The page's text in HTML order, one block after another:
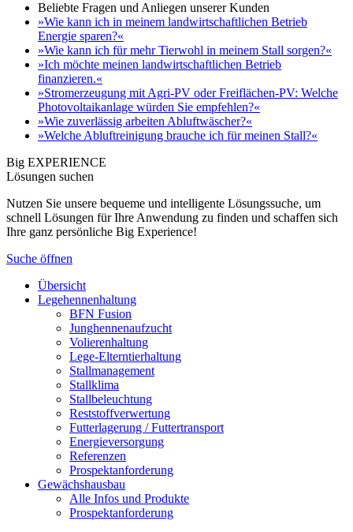
Beliebte Fragen und Anliegen unserer Kunden
»Wie kann ich in meinem landwirtschaftlichen Betrieb
Energie sparen?«
»Wie kann ich für mehr Tierwohl in meinem Stall sorgen?«
»Ich möchte meinen landwirtschaftlichen Betrieb
finanzieren.«
»Stromerzeugung mit Agri-PV oder Freiflächen-PV: Welche
Photovoltaikanlage würden Sie empfehlen?«
»Wie zuverlässig arbeiten Abluftwäscher?«
»Welche Abluftreinigung brauche ich für meinen Stall?«
Big EXPERIENCE
Lösungen suchen
Nutzen Sie unsere bequeme und intelligente Lösungssuche, um
schnell Lösungen für Ihre Anwendung zu finden und schaffen sich
Ihre ganz persönliche Big Experience!
Suche öffnen
Übersicht
Legehennenhaltung
BFN Fusion
Junghennenaufzucht
Volierenhaltung
Lege-Elterntierhaltung
Stallmanagement
Stallklima
Stallbeleuchtung
Reststoffverwertung
Futterlagerung / Futtertransport
Energieversorgung
Referenzen
Prospektanforderung
Gewächshausbau
Alle Infos und Produkte
Prospektanforderung